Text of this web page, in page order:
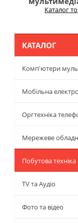
Каталог
КАТАЛОГ
Комп'ютери
Мобільна
Оргтехніка
Мережеве
Побутова техніка
TV та Аудіо
Фото та відео